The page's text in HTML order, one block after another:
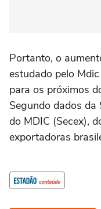
Portanto, o
estudado pelo
para os próximos
Segundo dados da
do MDIC (Secex),
exportadoras